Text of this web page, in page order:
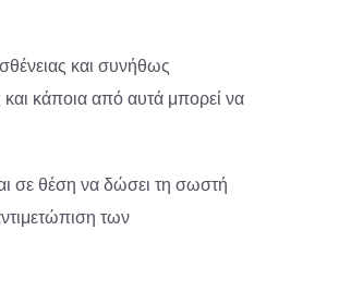
και συνήθως
και κάποια από αυτά μπορεί να
σε θέση να δώσει τη σωστή
των